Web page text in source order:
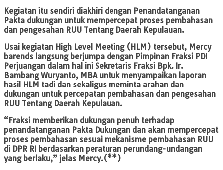
Kegiatan itu sendiri diakhiri dengan Penandatanganan
Pakta dukungan untuk mempercepat proses pembahasan
dan pengesahan RUU Tentang Daerah Kepulauan.
Usai kegiatan High Level Meeting (HLM) tersebut, Mercy
barends langsung berjumpa dengan Pimpinan Fraksi PDI
Perjuangan dalam hal ini Sekretaris Fraksi Bpk. Ir.
Bambang Wuryanto, MBA untuk menyampaikan laporan
hasil HLM tadi dan sekaligus meminta arahan dan
dukungan untuk percepatan pembahasan dan pengesahan
RUU Tentang Daerah Kepulauan.
“Fraksi memberikan dukungan penuh terhadap
penandatanganan Pakta Dukungan dan akan mempercepat
proses pembahasan sesuai mekanisme pembahasan RUU
di DPR RI berdasarkan peraturan perundang-undangan
yang berlaku,” jelas Mercy.(**)